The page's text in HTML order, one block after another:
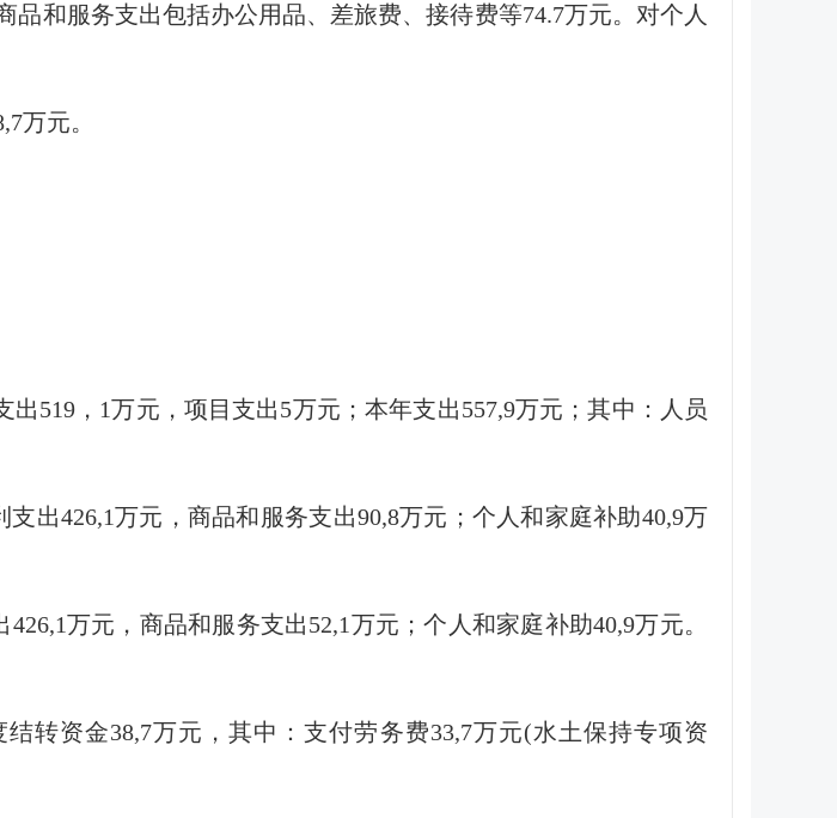
品和服务支出包括办公用品、差旅费、接待费等74.7万元。对个人
万元。
519，1万元，项目支出5万元；本年支出557,9万元；其中：人员
出426,1万元，商品和服务支出90,8万元；个人和家庭补助40,9万
万元，商品和服务支出52,1万元；个人和家庭补助40,9万元。
转资金38,7万元，其中：支付劳务费33,7万元(水土保持专项资